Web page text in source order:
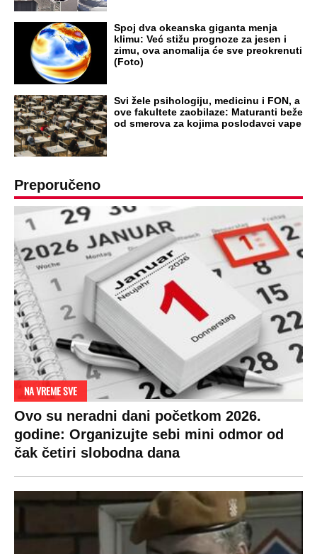
Spoj dva okeanska giganta menja
klimu: Već stižu prognoze za jesen i
zimu, ova anomalija će sve preokrenuti
(Foto)
Svi žele psihologiju, medicinu i FON, a
ove fakultete zaobilaze: Maturanti beže
od smerova za kojima poslodavci vape
Preporučeno
NA VREME SVE
Ovo su neradni dani početkom 2026.
godine: Organizujte sebi mini odmor od
čak četiri slobodna dana